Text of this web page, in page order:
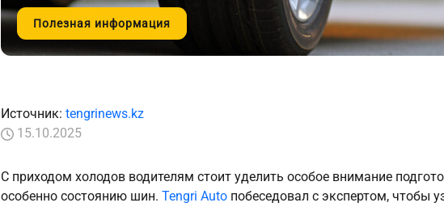
Полезная информация
Источник: tengrinews.kz
15.10.2025
С приходом холодов водителям стоит уделить особое внимание
особенно состоянию шин. Tengri Auto побеседовал с экспертом, чтобы